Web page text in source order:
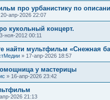
про урбанистику по
20-апр-2026 22:07
кукольный концерт.
ноя-2012 00:11
найти мультфильм «Снежная
» 17-апр-2026 18:57
у мастерицы
» 16-апр-2026 23:42
2026 21:13